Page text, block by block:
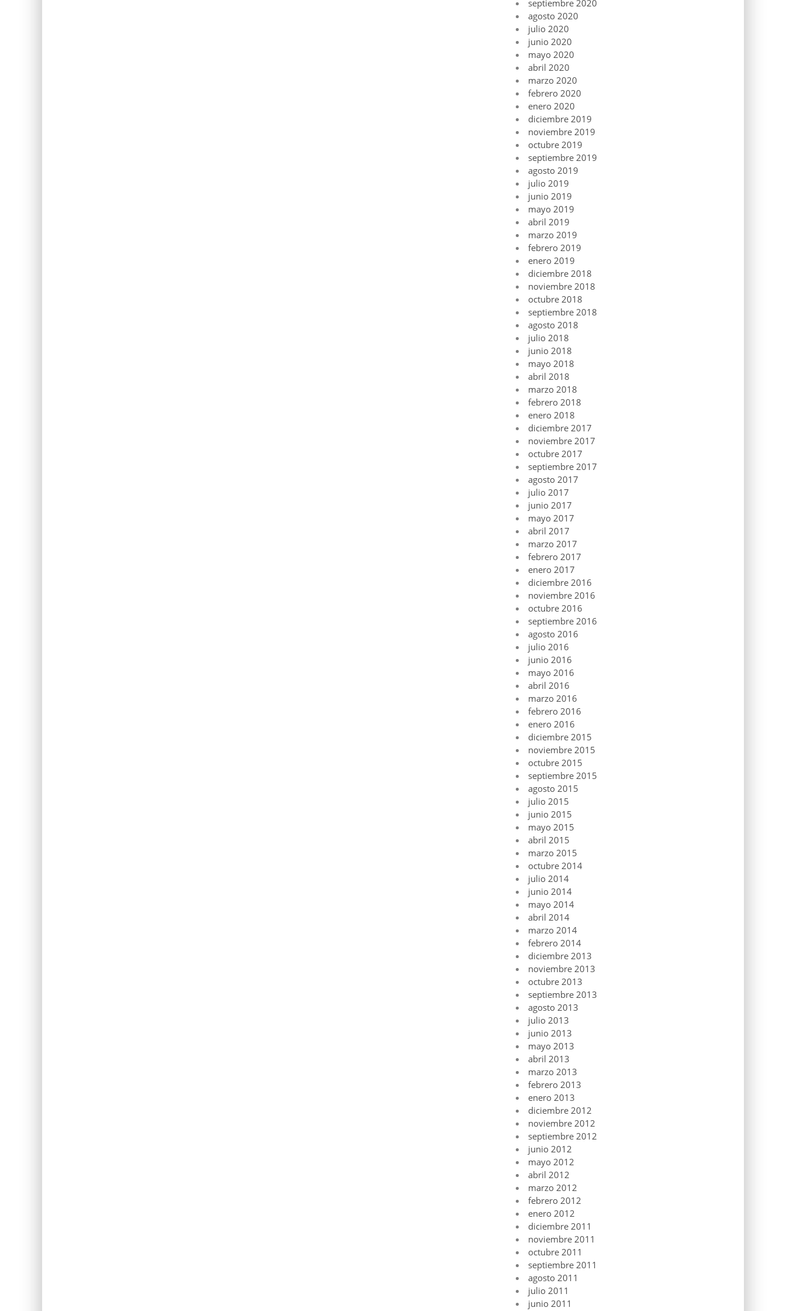
septiembre 2020
agosto 2020
julio 2020
junio 2020
mayo 2020
abril 2020
marzo 2020
febrero 2020
enero 2020
diciembre 2019
noviembre 2019
octubre 2019
septiembre 2019
agosto 2019
julio 2019
junio 2019
mayo 2019
abril 2019
marzo 2019
febrero 2019
enero 2019
diciembre 2018
noviembre 2018
octubre 2018
septiembre 2018
agosto 2018
julio 2018
junio 2018
mayo 2018
abril 2018
marzo 2018
febrero 2018
enero 2018
diciembre 2017
noviembre 2017
octubre 2017
septiembre 2017
agosto 2017
julio 2017
junio 2017
mayo 2017
abril 2017
marzo 2017
febrero 2017
enero 2017
diciembre 2016
noviembre 2016
octubre 2016
septiembre 2016
agosto 2016
julio 2016
junio 2016
mayo 2016
abril 2016
marzo 2016
febrero 2016
enero 2016
diciembre 2015
noviembre 2015
octubre 2015
septiembre 2015
agosto 2015
julio 2015
junio 2015
mayo 2015
abril 2015
marzo 2015
octubre 2014
julio 2014
junio 2014
mayo 2014
abril 2014
marzo 2014
febrero 2014
diciembre 2013
noviembre 2013
octubre 2013
septiembre 2013
agosto 2013
julio 2013
junio 2013
mayo 2013
abril 2013
marzo 2013
febrero 2013
enero 2013
diciembre 2012
noviembre 2012
septiembre 2012
junio 2012
mayo 2012
abril 2012
marzo 2012
febrero 2012
enero 2012
diciembre 2011
noviembre 2011
octubre 2011
septiembre 2011
agosto 2011
julio 2011
junio 2011